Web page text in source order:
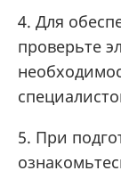
4. Для
проверьте
5. При